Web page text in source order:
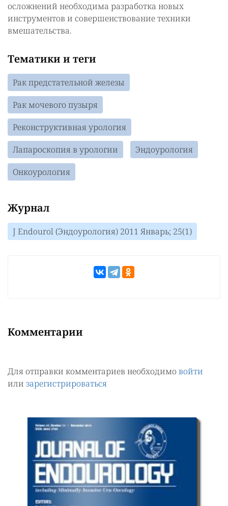
осложнений необходима разработка новых
инструментов и совершенствование техники
вмешательства.
Тематики и теги
Рак предстательной железы
Рак мочевого пузыря
Реконструктивная урология
Лапароскопия в урологии
Эндоурология
Онкоурология
Журнал
J Endourol (Эндоурология) 2011 Январь; 25(1)
Комментарии
Для отправки комментариев необходимо войти
или зарегистрироваться